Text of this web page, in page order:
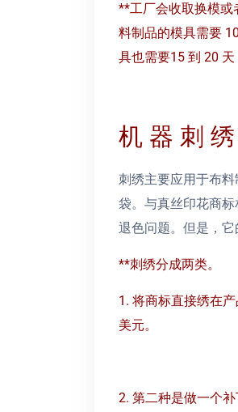
**工厂会收取换模或
料制品的模具需要
具也需要15 到 20 天
机 器 刺 绣
刺绣主要应用于布
袋。与真丝印花商
退色问题。但是，它
**刺绣分成两类。
1. 将商标直接绣在
美元。
2. 第二种是做一个